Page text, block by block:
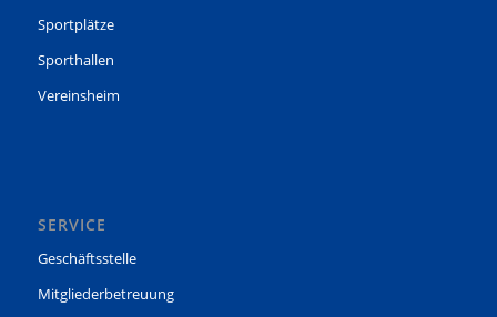
Sportplätze
Sporthallen
Vereinsheim
SERVICE
Geschäftsstelle
Mitgliederbetreuung